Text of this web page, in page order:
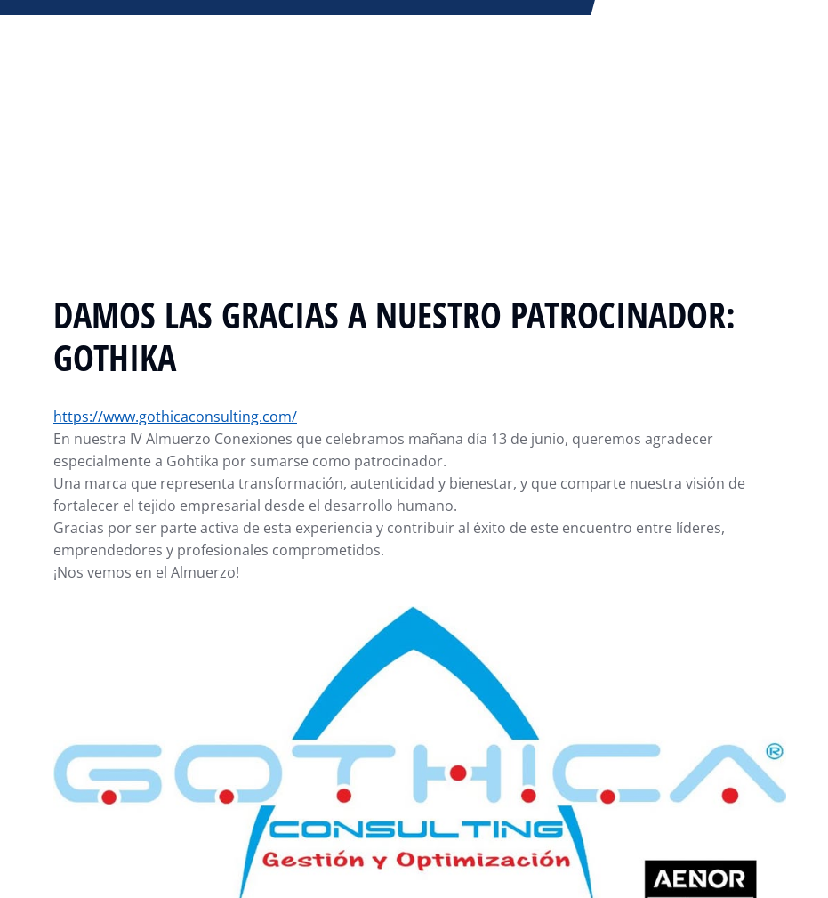
DAMOS LAS GRACIAS A NUESTRO PATROCINADOR:
GOTHIKA
https://www.gothicaconsulting.com/
En nuestra IV Almuerzo Conexiones que celebramos mañana día 13 de junio, queremos agradecer
especialmente a Gohtika por sumarse como patrocinador.
Una marca que representa transformación, autenticidad y bienestar, y que comparte nuestra visión de
fortalecer el tejido empresarial desde el desarrollo humano.
Gracias por ser parte activa de esta experiencia y contribuir al éxito de este encuentro entre líderes,
emprendedores y profesionales comprometidos.
¡Nos vemos en el Almuerzo!